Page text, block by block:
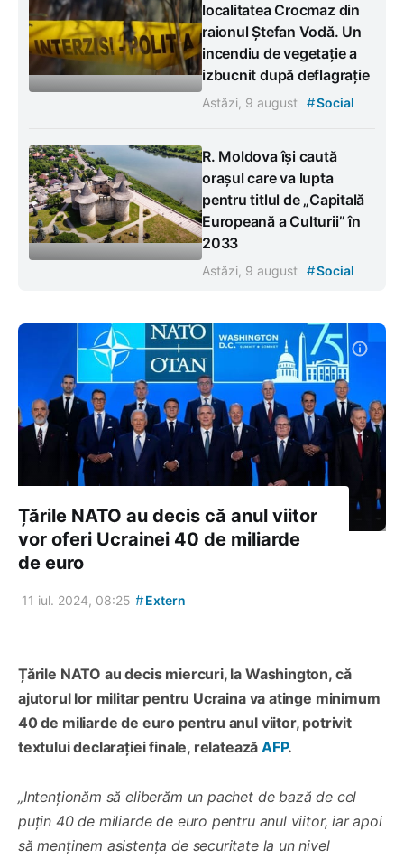
localitatea Crocmaz din
raionul Ștefan Vodă. Un
incendiu de vegetație a
izbucnit după deflagrație
Astăzi, 9 august #Social
R. Moldova își caută
orașul care va lupta
pentru titlul de „Capitală
Europeană a Culturii” în
2033
Astăzi, 9 august #Social
Țările NATO au decis că anul viitor
vor oferi Ucrainei 40 de miliarde
de euro
11 iul. 2024, 08:25 #Extern
Țările NATO au decis miercuri, la Washington, că
ajutorul lor militar pentru Ucraina va atinge minimum
40 de miliarde de euro pentru anul viitor, potrivit
textului declarației finale, relatează AFP.
„Intenționăm să eliberăm un pachet de bază de cel
puțin 40 de miliarde de euro pentru anul viitor, iar apoi
să menținem asistența de securitate la un nivel